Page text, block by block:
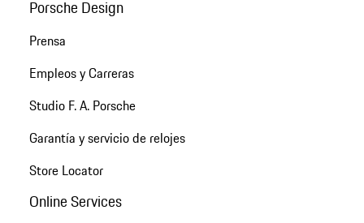
Porsche Design
Prensa
Empleos y Carreras
Studio F. A. Porsche
Garantía y servicio de relojes
Store Locator
Online Services